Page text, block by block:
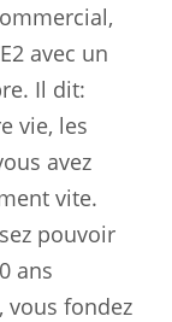
avec un
Il dit:
vie, les
avez
vite.
pouvoir
ans
vous fondez